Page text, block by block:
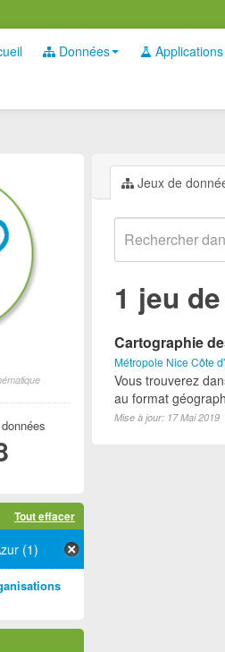
Données Applications
Jeux de
1 jeu
Cartographie
Métropole Nice Côte
Vous trouverez
au format
Mise à jour: 17 Mai 2019
Tout effacer
(1)